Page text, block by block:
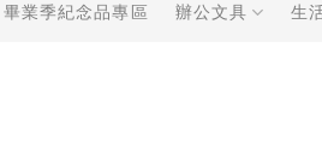
畢業季紀念品專區 辦公文具 生